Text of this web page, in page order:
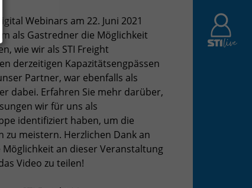
Webinars am 22. Juni 2021
als Gastredner die Möglichkeit
wie wir als STI Freight
derzeitigen Kapazitätsengpässen
Partner, war ebenfalls als
dabei. Erfahren Sie mehr darüber,
wir für uns als
identifiziert haben, um die
zu meistern. Herzlichen Dank an
Möglichkeit an dieser Veranstaltung
Video zu teilen!